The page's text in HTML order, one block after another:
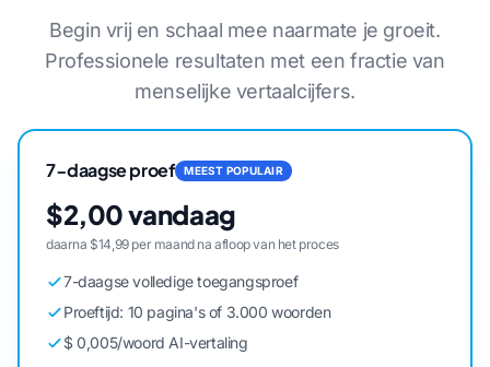
Begin vrij en schaal mee naarmate je groeit.
Professionele resultaten met een fractie van
menselijke vertaalcijfers.
7-daagse proef MEEST POPULAIR
$2,00 vandaag
daarna $14,99 per maand na afloop van het proces
7-daagse volledige toegangsproef
Proeftijd: 10 pagina's of 3.000 woorden
$ 0,005/woord AI-vertaling